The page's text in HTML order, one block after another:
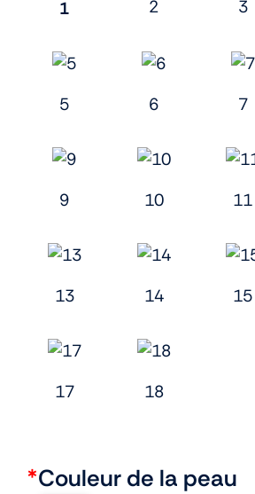
1 2 3
5 6 7
9 10 11
13 14 15
17 18
*Couleur de la peau